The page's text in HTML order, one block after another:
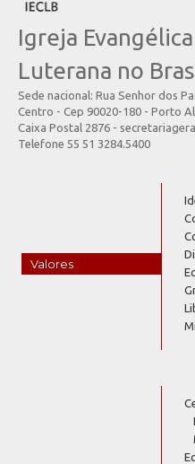
Igreja
Luterana no
Sede nacional: Rua Senhor dos
Centro - Cep 90020-180 - Porto
Caixa Postal 2876 -
Telefone 55 51 3284.5400
Valores